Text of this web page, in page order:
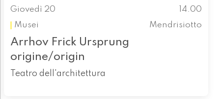
Giovedì 20
14.00
Musei
Mendrisiotto
Arrhov Frick Ursprung
origine/origin
Teatro dell'architettura